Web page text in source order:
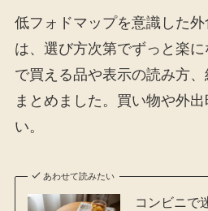
低フォドマップを意識した
は、選び方次第でずっと楽
で買える品や表示の読み方
まとめました。買い物や外
い。
あわせて読みたい
コンビニで